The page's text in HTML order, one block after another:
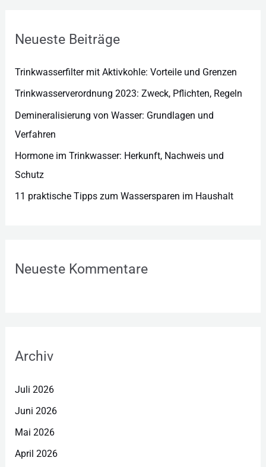
Neueste Beiträge
Trinkwasserfilter mit Aktivkohle: Vorteile und Grenzen
Trinkwasserverordnung 2023: Zweck, Pflichten, Regeln
Demineralisierung von Wasser: Grundlagen und
Verfahren
Hormone im Trinkwasser: Herkunft, Nachweis und
Schutz
11 praktische Tipps zum Wassersparen im Haushalt
Neueste Kommentare
Archiv
Juli 2026
Juni 2026
Mai 2026
April 2026
r
e
n